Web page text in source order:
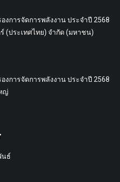
งการจัดการพลังงาน ประจำปี 2568
(ประเทศไทย) จำกัด (มหาชน)
งการจัดการพลังงาน ประจำปี 2568
ญ่
นธ์